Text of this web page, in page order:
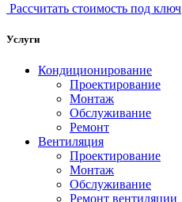
Рассчитать стоимость под ключ
Услуги
Кондиционирование
Проектирование
Монтаж
Обслуживание
Ремонт
Вентиляция
Проектирование
Монтаж
Обслуживание
Ремонт вентиляции